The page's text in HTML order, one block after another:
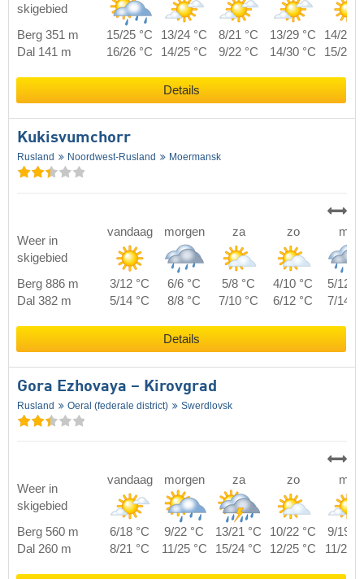
skigebied
Berg 351 m 15/25 °C 13/24 °C 8/21 °C 13/29 °C
14/28
Dal 141 m
16/26 °C 14/25 °C 9/22 °C 14/30 °C 15/29
Details
Kukisvumchorr
Rusland Noordwest-Rusland Moermansk
Weer in
skigebied
vandaag morgen za zo ma
Berg 886 m 3/12 °C 6/6 °C 5/8 °C 4/10 °C
5/12
Dal 382 m
5/14 °C 8/8 °C 7/10 °C 6/12 °C 7/14
Details
Gora Ezhovaya – Kirovgrad
Rusland Oeral (federale district) Swerdlovsk
Weer in
skigebied
vandaag morgen za zo ma
Berg 560 m 6/18 °C 9/22 °C 13/21 °C 10/22 °C
9/19
Dal 260 m
8/21 °C 11/25 °C 15/24 °C 12/25 °C 11/22